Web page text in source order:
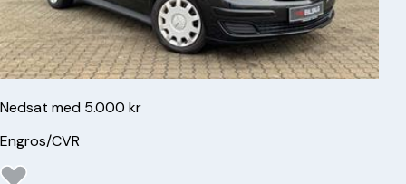
Nedsat med 5.000 kr
Engros/CVR